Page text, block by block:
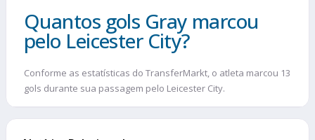
Quantos gols Gray marcou
pelo Leicester City?
Conforme as estatísticas do TransferMarkt, o atleta marcou 13
gols durante sua passagem pelo Leicester City.